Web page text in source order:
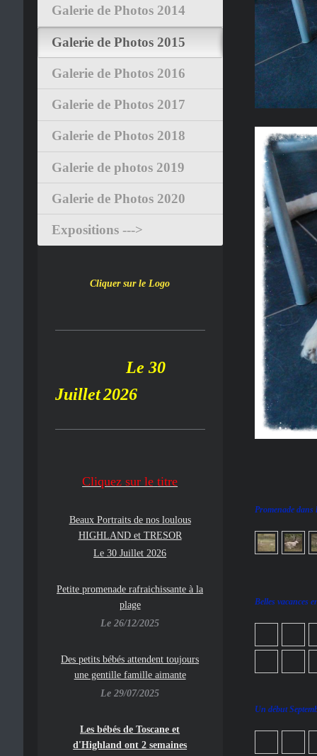
Promenade dans
Belles vacances
Un début
Galerie de Photos 2014
Galerie de Photos 2015
Galerie de Photos 2016
Galerie de Photos 2017
Galerie de Photos 2018
Galerie de photos 2019
Galerie de Photos 2020
Expositions --->
Cliquer sur le Logo
Le 30
Juillet2026
Cliquez sur le titre
Beaux Portraits de nos loulous
HIGHLANDet TRESOR
Le 30 Juillet 2026
Petite promenade rafraichissante à la
plage
Le 26/12/2025
Des petits bébés attendent toujours
une gentille famille aimante
Le 29/07/2025
Les bébés de Toscane et
d'Highland ont 2 semaines